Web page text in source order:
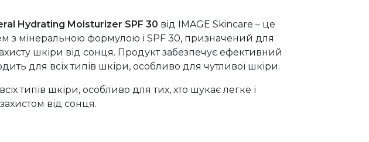
₴.
Hydrating Moisturizer SPF 30 від IMAGE Skincare – це
з мінеральною формулою і SPF 30, призначений для
шкіри від сонця. Продукт забезпечує ефективний
для всіх типів шкіри, особливо для чутливої шкіри.
типів шкіри, особливо для тих, хто шукає легке і
від сонця.